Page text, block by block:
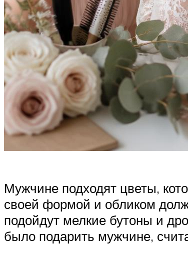
Мужчине подходят цветы,
своей формой и обликом
подойдут мелкие бутоны и
было подарить мужчине,